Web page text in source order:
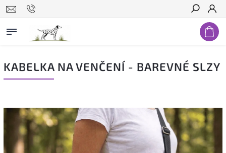
Hledat
KABELKA NA VENČENÍ - BAREVNÉ SLZY